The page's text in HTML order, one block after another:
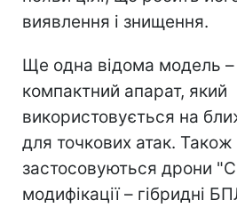
виявлення і знищення.
Ще одна відома модель
компактний апарат, який
використовується на
для точкових атак.
застосовуються дрони
модифікації – гібридні